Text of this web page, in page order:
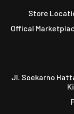
Store
Offical
Jl. Soekarno